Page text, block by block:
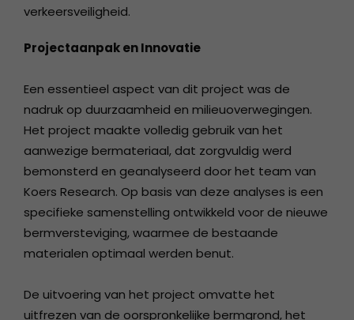
verkeersveiligheid.
Projectaanpak en Innovatie
Een essentieel aspect van dit project was de
nadruk op duurzaamheid en milieuoverwegingen.
Het project maakte volledig gebruik van het
aanwezige bermateriaal, dat zorgvuldig werd
bemonsterd en geanalyseerd door het team van
Koers Research. Op basis van deze analyses is een
specifieke samenstelling ontwikkeld voor de nieuwe
bermversteviging, waarmee de bestaande
materialen optimaal werden benut.
De uitvoering van het project omvatte het
uitfrezen van de oorspronkelijke bermgrond, het